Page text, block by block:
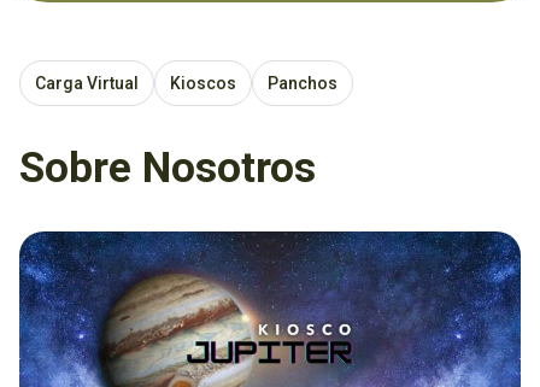
Carga Virtual Kioscos Panchos
Sobre Nosotros